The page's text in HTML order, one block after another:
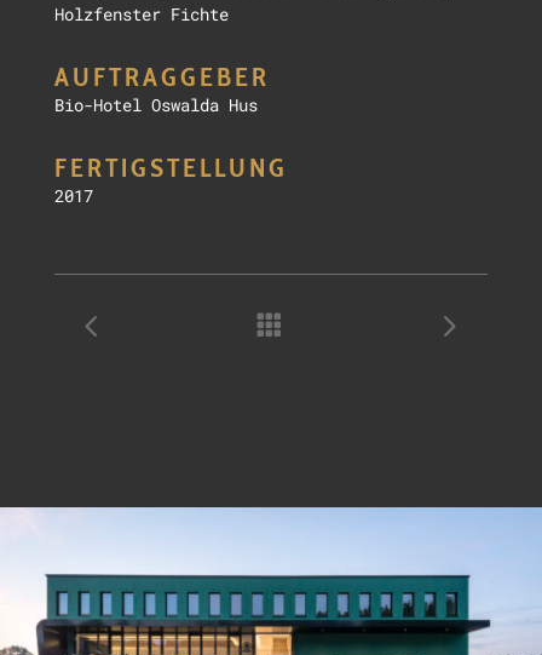
Holzfenster Fichte
AUFTRAGGEBER
Bio-Hotel Oswalda Hus
FERTIGSTELLUNG
2017
